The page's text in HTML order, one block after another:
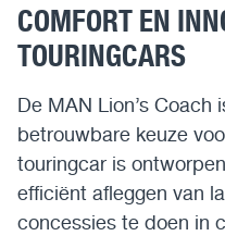
Assistentiesystemen voor
MAN Werkplaatsen
MAN Smart Tacho
COMFORT EN
TOURINGCARS
De MAN Lion’s Coach
betrouwbare keuze
touringcar is
efficiënt afleggen van
concessies te doen in